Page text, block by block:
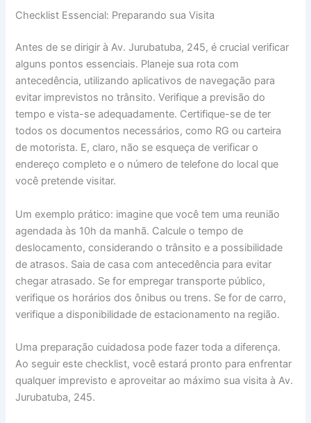
Checklist Essencial: Preparando sua Visita
Antes de se dirigir à Av. Jurubatuba, 245, é crucial verificar
alguns pontos essenciais. Planeje sua rota com
antecedência, utilizando aplicativos de navegação para
evitar imprevistos no trânsito. Verifique a previsão do
tempo e vista-se adequadamente. Certifique-se de ter
todos os documentos necessários, como RG ou carteira
de motorista. E, claro, não se esqueça de verificar o
endereço completo e o número de telefone do local que
você pretende visitar.
Um exemplo prático: imagine que você tem uma reunião
agendada às 10h da manhã. Calcule o tempo de
deslocamento, considerando o trânsito e a possibilidade
de atrasos. Saia de casa com antecedência para evitar
chegar atrasado. Se for empregar transporte público,
verifique os horários dos ônibus ou trens. Se for de carro,
verifique a disponibilidade de estacionamento na região.
Uma preparação cuidadosa pode fazer toda a diferença.
Ao seguir este checklist, você estará pronto para enfrentar
qualquer imprevisto e aproveitar ao máximo sua visita à Av.
Jurubatuba, 245.